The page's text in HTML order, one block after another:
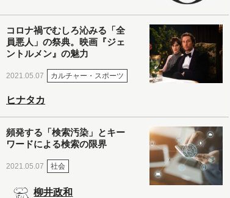
コロナ禍でむしろ沁みる「全
員悪人」の祭典。映画『ジェ
ントルメン』の魅力
2021.05.07 カルチャー・スポーツ
ヒナタカ
頻発する「検索汚染」とキー
ワードによる検索の限界
2021.05.07 社会
柳井政和